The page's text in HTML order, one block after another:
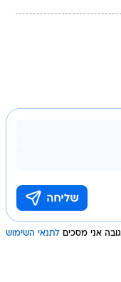
אני מסכים לתנאי השימוש